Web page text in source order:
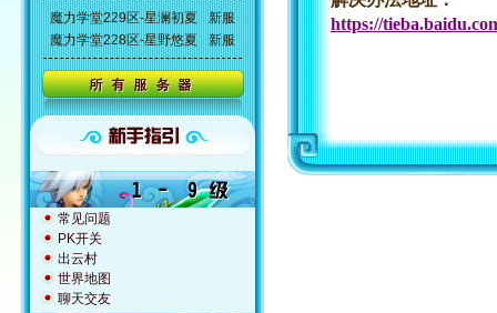
https://
魔力学堂229区-星澜初夏
新服
魔力学堂228区-星野悠夏
新服
常见问题
PK开关
出云村
世界地图
聊天交友